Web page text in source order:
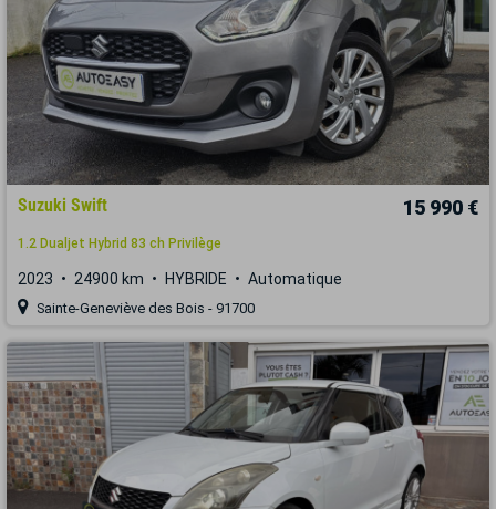
Suzuki Swift 15 990 €
1.2 Dualjet Hybrid 83 ch Privilège
2023 24900 km HYBRIDE Automatique
Sainte-Geneviève des Bois - 91700